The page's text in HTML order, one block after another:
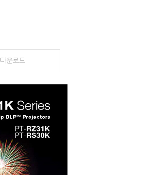
다운로드